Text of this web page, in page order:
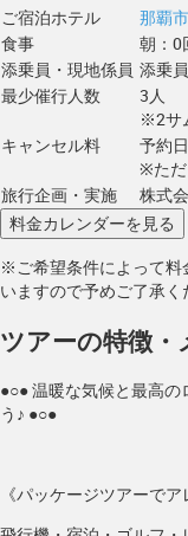
ご宿泊ホテル
那覇
食事
朝：0
添乗員・現地係員 添乗
最少催行人数
3人
※2サ
キャンセル料
予約
※ただ
旅行企画・実施
株式
※ご希望条件によって料
いますので予めご了承く
ツアーの特徴・
●○● 温暖な気候と最高
う♪ ●○●
《パッケージツアーでア